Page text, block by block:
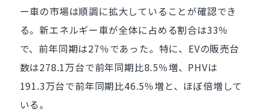
ー車の市場は順調に拡大していることが確認でき
る。新エネルギー車が全体に占める割合は33％
で、前年同期は27％であった。特に、EVの販売台
数は278.1万台で前年同期比8.5％増、PHVは
191.3万台で前年同期比46.5％増と、ほぼ倍増して
いる。